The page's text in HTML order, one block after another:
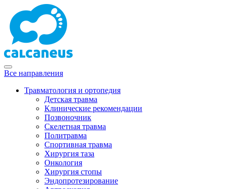
Все направления
Травматология и ортопедия
Детская травма
Клинические рекомендации
Позвоночник
Скелетная травма
Политравма
Спортивная травма
Хирургия таза
Онкология
Хирургия стопы
Эндопротезирование